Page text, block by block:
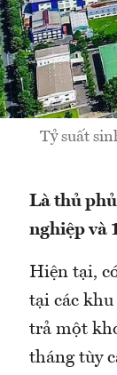
Tỷ suất
Là thủ
nghiệp và
Hiện tại,
tại các
trả một
tháng tùy